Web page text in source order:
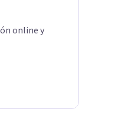
online y